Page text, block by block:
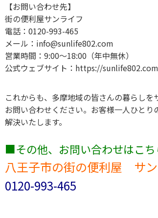
【お問い合わせ先】
街の便利屋サンライフ
電話：0120-993-465
メール：info@sunlife802.com
営業時間：9:00～18:00（年中無休）
公式ウェブサイト：https://
これからも、多摩地域の皆さんの暮らし
お問い合わせください。お客様一人ひと
解決いたします。
■その他、お問い合わせはこち
八王子市の街の便利屋 サ
0120-993-465